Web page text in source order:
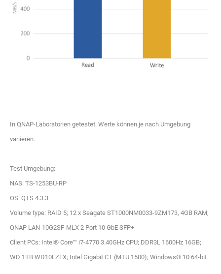
In QNAP-Laboratorien getestet. Werte können je nach Umgebung
variieren.
Test Umgebung:
NAS: TS-1253BU-RP
OS: QTS 4.3.3
Volume type: RAID 5; 12 x Seagate ST1000NM0033-9ZM173, 4GB RAM;
QNAP LAN-10G2SF-MLX 2 Port 10 GbE SFP+
Client PCs: Intel® Core™ i7-4770 3.40GHz CPU; DDR3L 1600Hz 16GB;
WD 1TB WD10EZEX; Intel Gigabit CT (MTU 1500); Windows® 10 64-bit